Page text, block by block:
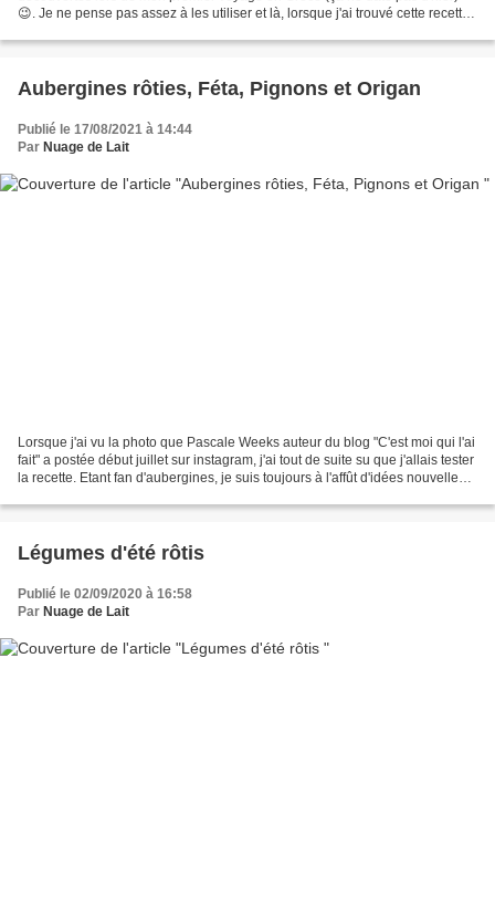
😉. Je ne pense pas assez à les utiliser et là, lorsque j'ai trouvé cette recette
Aubergines rôties, Féta, Pignons et Origan
Publié le 17/08/2021 à 14:44
Par Nuage de Lait
Lorsque j'ai vu la photo que Pascale Weeks auteur du blog "C'est moi qui l'ai
fait" a postée début juillet sur instagram, j'ai tout de suite su que j'allais tester
la recette. Etant fan d'aubergines, je suis toujours à l'affût d'idées nouvelles
Légumes d'été rôtis
Publié le 02/09/2020 à 16:58
Par Nuage de Lait